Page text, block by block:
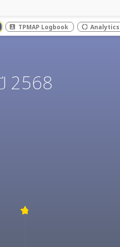
account_box TPMAP Logbook donut_large Analytics
2568